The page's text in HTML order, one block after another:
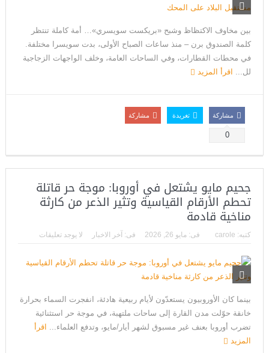
بين مخاوف الاكتظاظ وشبح «بريكست سويسري»… أمة كاملة تنتظر
كلمة الصندوق برن – منذ ساعات الصباح الأولى، بدت سويسرا مختلفة.
في محطات القطارات، وفي الساحات العامة، وخلف الواجهات الزجاجية
لل... اقرأ المزيد
مشاركة
0
تغريدة مشاركة
جحيم مايو يشتعل في أوروبا: موجة حر قاتلة
تحطم الأرقام القياسية وتثير الذعر من كارثة
مناخية قادمة
كتبه: carole فى: مايو 26, 2026 فى: آخر الاخبار لا يوجد تعليقات
بينما كان الأوروبيون يستعدّون لأيام ربيعية هادئة، انفجرت السماء بحرارة
خانقة حوّلت مدن القارة إلى ساحات ملتهبة، في موجة حر استثنائية
تضرب أوروبا بعنف غير مسبوق لشهر أيار/مايو، وتدفع العلماء... اقرأ
المزيد